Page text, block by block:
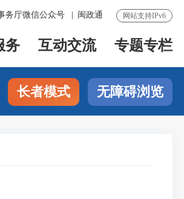
网站支持IPv6
务厅微信公众号 闽政通
务 互动交流 专题专栏
长者模式 无障碍浏览